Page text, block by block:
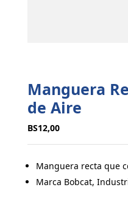
Manguera
de Aire
BS12,00
Manguera recta que
Marca Bobcat,